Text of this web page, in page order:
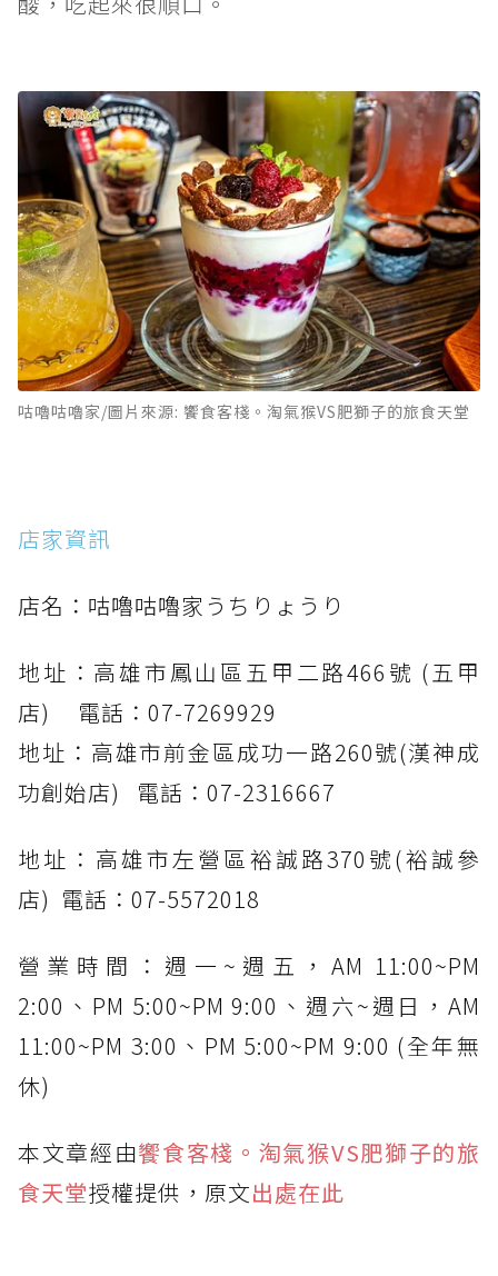
咕嚕咕嚕家/圖片來源: 饗食客棧。淘氣猴VS肥獅子的旅食天堂
店家資訊
店名：咕嚕咕嚕家うちりょうり
地址：高雄市鳳山區五甲二路466號 (五甲
店) 電話：07-7269929
地址：高雄市前金區成功一路260號(漢神成
功創始店) 電話：07-2316667
地址：高雄市左營區裕誠路370號(裕誠參
店) 電話：07-5572018
營業時間：週一~週五，AM 11:00~PM
2:00、PM 5:00~PM 9:00、週六~週日，AM
11:00~PM 3:00、PM 5:00~PM 9:00 (全年無
休)
本文章經由饗食客棧。淘氣猴VS肥獅子的旅
食天堂授權提供，原文出處在此